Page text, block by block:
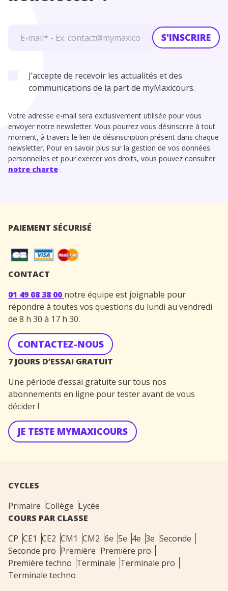
S'INSCRIRE
J’accepte de recevoir les actualités et des
communications de la part de myMaxicours.
Votre adresse e-mail sera exclusivement utilisée pour vous
envoyer notre newsletter. Vous pourrez vous désinscrire à tout
moment, à travers le lien de désinscription présent dans chaque
newsletter. Pour en savoir plus sur la gestion de vos données
personnelles et pour exercer vos droits, vous pouvez consulter
notre charte .
PAIEMENT SÉCURISÉ
CONTACT
01 49 08 38 00 notre équipe est joignable pour
répondre à toutes vos questions du lundi au vendredi
de 8 h 30 à 17 h 30.
CONTACTEZ-NOUS
7 JOURS D’ESSAI GRATUIT
Une période d’essai gratuite sur tous nos
abonnements en ligne pour tester avant de vous
décider !
JE TESTE MYMAXICOURS
CYCLES
Primaire Collège Lycée
COURS PAR CLASSE
CP CE1 CE2 CM1 CM2 6e 5e 4e 3e Seconde
Seconde pro Première Première pro
Première techno Terminale Terminale pro
Terminale techno